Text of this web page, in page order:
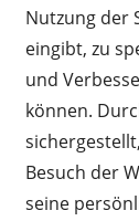
Nutzung der
eingibt, zu
und
können.
Besuch der
seine